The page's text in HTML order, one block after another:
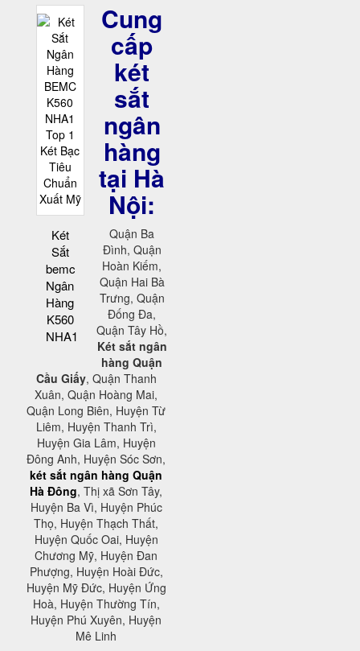
Két
Sắt
bemc
Ngân
Hàng
K560
NHA1
Cung
cấp
két
sắt
ngân
hàng
tại Hà
Nội:
Quận Ba
Đình, Quận
Hoàn Kiếm,
Quận Hai Bà
Trưng, Quận
Đống Đa,
Quận Tây Hồ,
Két sắt ngân
hàng Quận
Cầu Giấy, Quận Thanh
Xuân, Quận Hoàng Mai,
Quận Long Biên, Huyện Từ
Liêm, Huyện Thanh Trì,
Huyện Gia Lâm, Huyện
Đông Anh, Huyện Sóc Sơn,
két sắt ngân hàng Quận
Hà Đông, Thị xã Sơn Tây,
Huyện Ba Vì, Huyện Phúc
Thọ, Huyện Thạch Thất,
Huyện Quốc Oai, Huyện
Chương Mỹ, Huyện Đan
Phượng, Huyện Hoài Đức,
Huyện Mỹ Đức, Huyện Ứng
Hoà, Huyện Thường Tín,
Huyện Phú Xuyên, Huyện
Mê Linh